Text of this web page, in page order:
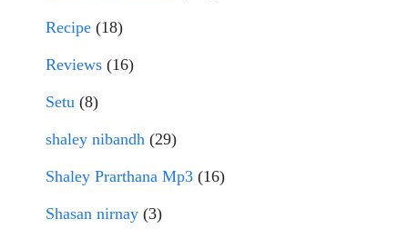
Recipe (18)
Reviews (16)
Setu (8)
shaley nibandh (29)
Shaley Prarthana Mp3 (16)
Shasan nirnay (3)